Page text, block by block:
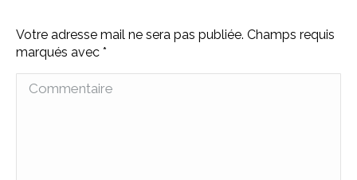
Votre adresse mail ne sera pas publiée. Champs requis
marqués avec *
Commentaire